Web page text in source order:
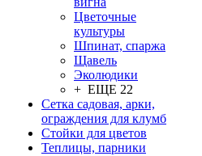
Цветочные
культуры
Шпинат, спаржа
Щавель
Эколюдики
+ ЕЩЕ 22
Сетка садовая, арки,
ограждения для клумб
Стойки для цветов
Теплицы, парники